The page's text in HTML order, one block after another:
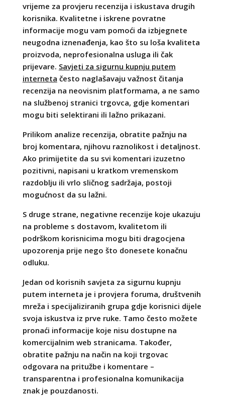
vrijeme za provjeru recenzija i iskustava drugih
korisnika. Kvalitetne i iskrene povratne
informacije mogu vam pomoći da izbjegnete
neugodna iznenađenja, kao što su loša kvaliteta
proizvoda, neprofesionalna usluga ili čak
prijevare. Savjeti za sigurnu kupnju putem
interneta često naglašavaju važnost čitanja
recenzija na neovisnim platformama, a ne samo
na službenoj stranici trgovca, gdje komentari
mogu biti selektirani ili lažno prikazani.
Prilikom analize recenzija, obratite pažnju na
broj komentara, njihovu raznolikost i detaljnost.
Ako primijetite da su svi komentari izuzetno
pozitivni, napisani u kratkom vremenskom
razdoblju ili vrlo sličnog sadržaja, postoji
mogućnost da su lažni.
S druge strane, negativne recenzije koje ukazuju
na probleme s dostavom, kvalitetom ili
podrškom korisnicima mogu biti dragocjena
upozorenja prije nego što donesete konačnu
odluku.
Jedan od korisnih savjeta za sigurnu kupnju
putem interneta je i provjera foruma, društvenih
mreža i specijaliziranih grupa gdje korisnici dijele
svoja iskustva iz prve ruke. Tamo često možete
pronaći informacije koje nisu dostupne na
komercijalnim web stranicama. Također,
obratite pažnju na način na koji trgovac
odgovara na pritužbe i komentare –
transparentna i profesionalna komunikacija
znak je pouzdanosti.